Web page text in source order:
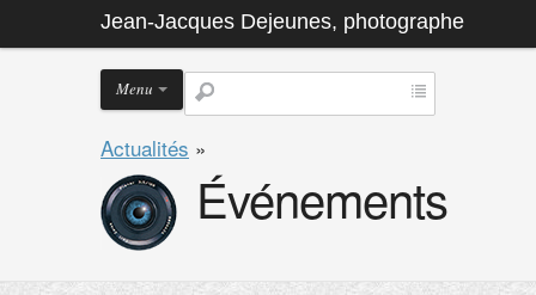
Jean-Jacques Dejeunes, photographe
Menu
Actualités »
Événements